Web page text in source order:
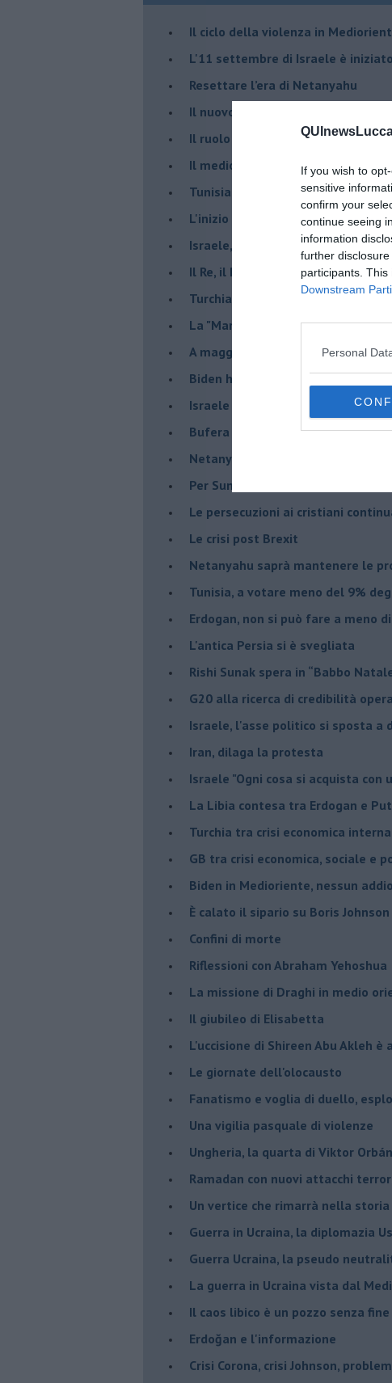
If you wish to
sensitive
confirm your
continue seeing
information
further
participants.
Downstream
Personal
Il ciclo della violenza in
L'11 settembre di Israele è
Resettare l’era di Netanyahu
​Il nuovo corso dell’era di Erdogan
Il ruolo delle diplomazie nei
Il medioriente di Silvio
Tunisia rischiosa e strategica per
L'inizio del “secolo della Turchia”
Israele, deciderà il borsone della
Il Re, il Primo Ministro, il Sindaco
Turchia al voto, Erdogan in bilico
La "Marcia dei vivi" per non
A maggio le urne decideranno il
Biden ha fatto infuriare la destra
Israele rischia una guerra civile
Bufera sull'immigrazione
Netanyahu a Roma, un viaggio
Per Sunak niente crisi e nessuna
Le persecuzioni ai cristiani
Le crisi post Brexit
Netanyahu saprà mantenere le
Tunisia, a votare meno del 9%
Erdogan, non si può fare a meno
L'antica Persia si è svegliata
Rishi Sunak spera in “Babbo
G20 alla ricerca di credibilità
Israele, l'asse politico si sposta a
Iran, dilaga la protesta
Israele "Ogni cosa si acquista con
La Libia contesa tra Erdogan e
Turchia tra crisi economica
GB tra crisi economica, sociale e
Biden in Medioriente, nessun addio
È calato il sipario su Boris Johnson
Confini di morte
Riflessioni con Abraham Yehoshua
La missione di Draghi in medio
Il giubileo di Elisabetta
L'uccisione di Shireen Abu Akleh
Le giornate dell'olocausto
Fanatismo e voglia di duello,
Una vigilia pasquale di violenze
Ungheria, la quarta di Viktor Orbán
Ramadan con nuovi attacchi
Un vertice che rimarrà nella storia
Guerra in Ucraina, la diplomazia
Guerra Ucraina, la pseudo
La guerra in Ucraina vista dal
​Il caos libico è un pozzo senza fine
Erdoğan e l'informazione
Crisi Corona, crisi Johnson,